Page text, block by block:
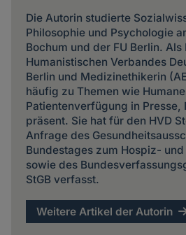
Die Autorin studierte
Philosophie und Psychologie
Bochum und der FU Berlin.
Humanistischen Verbandes
Berlin und Medizinethikerin
häufig zu Themen wie
Patientenverfügung in Presse,
präsent. Sie hat für den HVD
Anfrage des
Bundestages zum Hospiz-
sowie des
StGB verfasst.
Weitere Artikel der Autorin